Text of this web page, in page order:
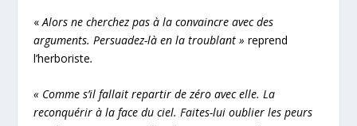
«Alors ne cherchez pas à la convaincre avec des
arguments. Persuadez-là en la troublant »reprend
l’herboriste.
« Comme s’il fallait repartir de zéro avec elle. La
reconquérir à la face du ciel. Faites-lui oublier les peurs